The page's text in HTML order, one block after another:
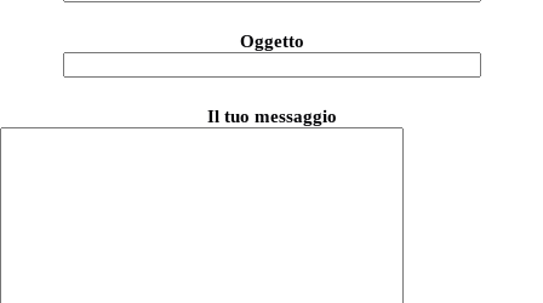
Oggetto
Il tuo messaggio